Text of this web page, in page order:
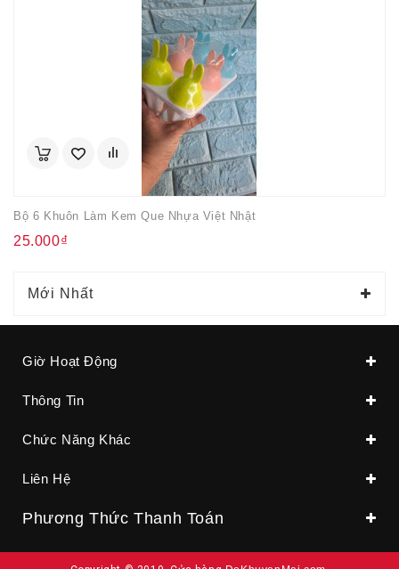
Bộ 6 Khuôn Làm Kem Que Nhựa Việt Nhật
25.000₫
Mới Nhất
Giờ Hoạt Động
Thông Tin
Chức Năng Khác
Liên Hệ
Phương Thức Thanh Toán